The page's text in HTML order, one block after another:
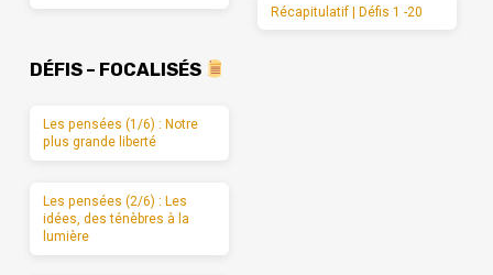
Récapitulatif | Défis 1 -20
DÉFIS – FOCALISÉS
Les pensées (1/6) : Notre
plus grande liberté
Les pensées (2/6) : Les
idées, des ténèbres à la
lumière